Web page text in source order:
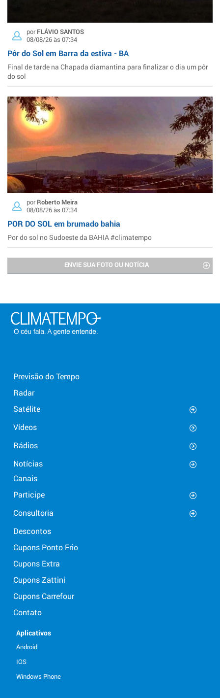
porFLÁVIO SANTOS
08/08/26 às 07:34
Pôr do Sol em Barra da estiva - BA
Final de tarde na Chapada diamantina para finalizar o dia um pôr
do sol
porRoberto Meira
08/08/26 às 07:34
POR DO SOL em brumado bahia
Por do sol no Sudoeste da BAHIA #climatempo
ENVIE SUA FOTO OU NOTÍCIA
Previsão do Tempo
Radar
Satélite
Vídeos
Rádios
Notícias
Canais
Participe
Consultoria
Descontos
Cupons Ponto Frio
Cupons Extra
Cupons Zattini
Cupons Carrefour
Contato
Aplicativos
Android
IOS
Windows Phone